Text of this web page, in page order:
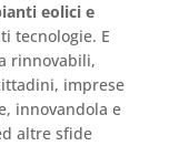
eolici e
tecnologie. E
rinnovabili,
imprese
innovandola e
altre sfide